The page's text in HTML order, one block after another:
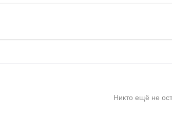
Никто ещё не